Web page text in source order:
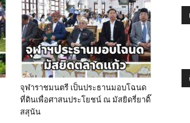
จุฬาราชมนตรี เป็นประธานมอบโฉนด
ที่ดินเพื่อศาสนประโยชน์ ณ มัสยิดรี่ยาดิ๊
สสุนัน